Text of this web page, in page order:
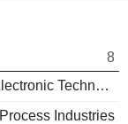
8
Electronic Technology
Process Industries